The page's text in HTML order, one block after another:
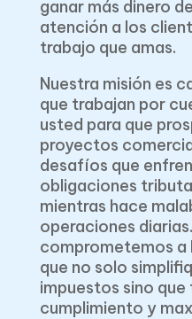
ganar más dinero
atención a los
trabajo que amas.
Nuestra misión es
que trabajan por
usted para que
proyectos
desafíos que
obligaciones
mientras hace
operaciones
comprometemos a
que no solo
impuestos sino
cumplimiento y